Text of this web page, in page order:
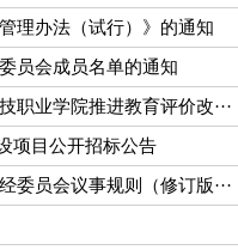
理办法（试行）》的通知
员会成员名单的通知
业学院推进教育评价改···
项目公开招标公告
员会议事规则（修订版···